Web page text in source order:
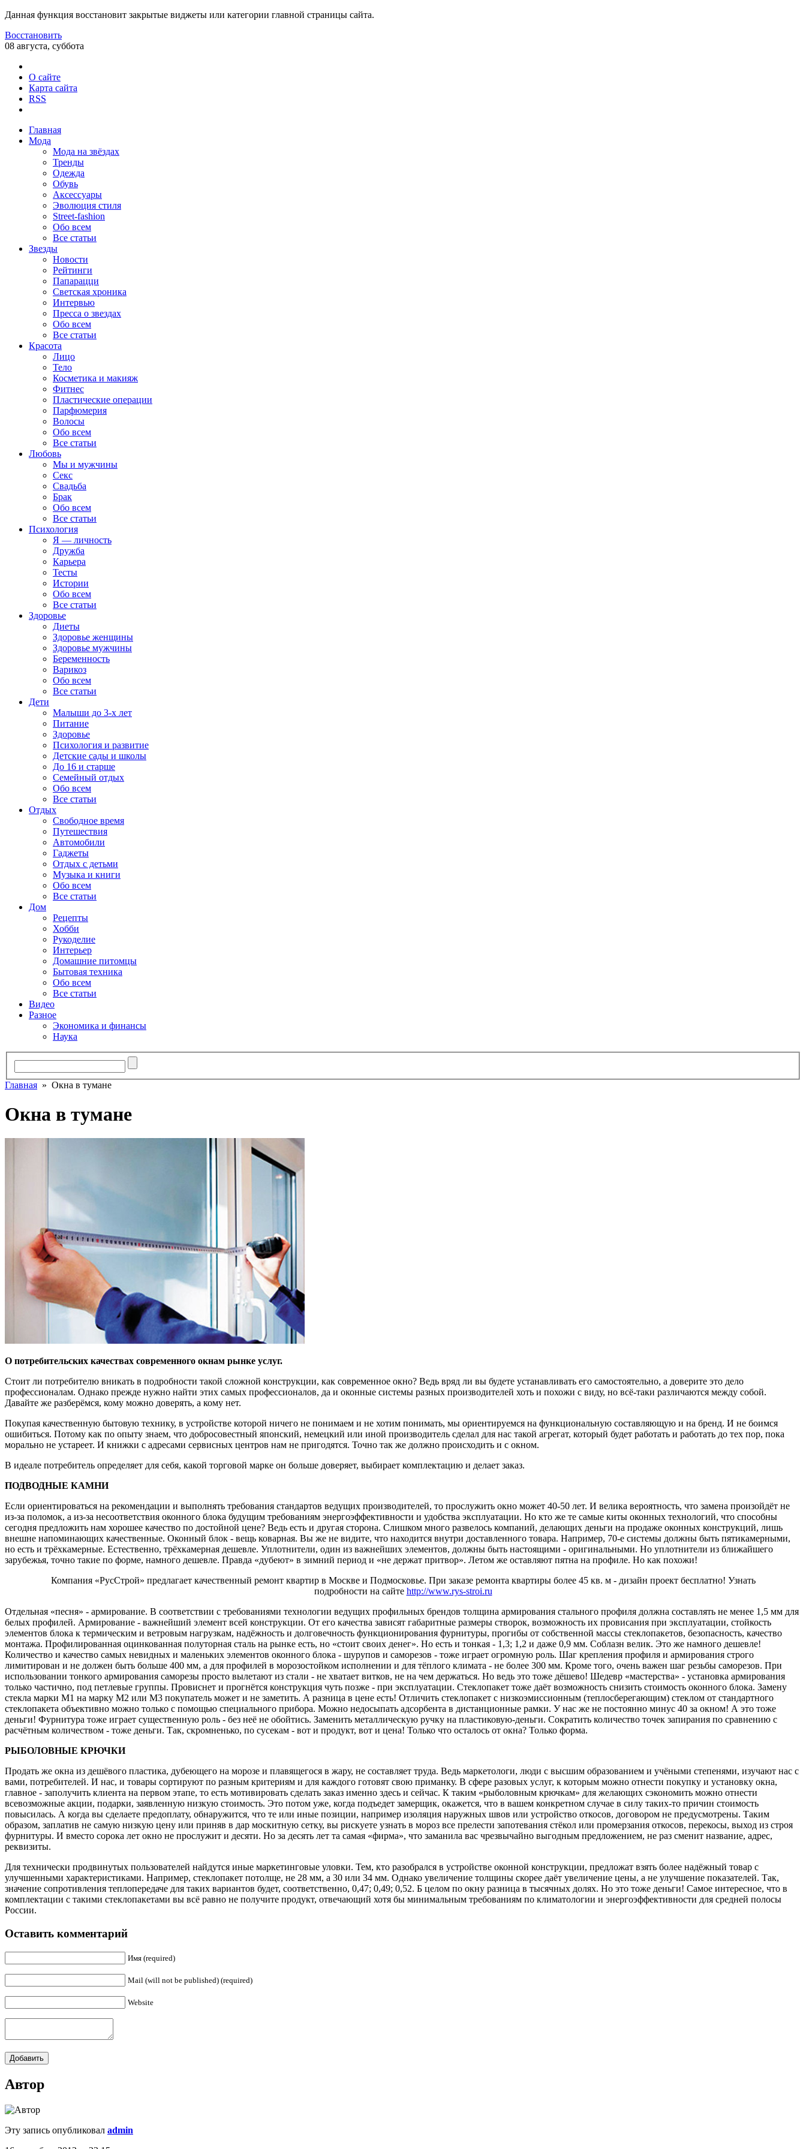
Данная функция восстановит закрытые виджеты или категории главной страницы сайта.
Восстановить
08 августа, суббота
О сайте
Карта сайта
RSS
Главная
Мода
Мода на звёздах
Тренды
Одежда
Обувь
Аксессуары
Эволюция стиля
Street-fashion
Обо всем
Все статьи
Звезды
Новости
Рейтинги
Папарацци
Светская хроника
Интервью
Пресса о звездах
Обо всем
Все статьи
Красота
Лицо
Тело
Косметика и макияж
Фитнес
Пластические операции
Парфюмерия
Волосы
Обо всем
Все статьи
Любовь
Мы и мужчины
Секс
Свадьба
Брак
Обо всем
Все статьи
Психология
Я — личность
Дружба
Карьера
Тесты
Истории
Обо всем
Все статьи
Здоровье
Диеты
Здоровье женщины
Здоровье мужчины
Беременность
Варикоз
Обо всем
Все статьи
Дети
Малыши до 3-х лет
Питание
Здоровье
Психология и развитие
Детские сады и школы
До 16 и старше
Семейный отдых
Обо всем
Все статьи
Отдых
Свободное время
Путешествия
Автомобили
Гаджеты
Отдых с детьми
Музыка и книги
Обо всем
Все статьи
Дом
Рецепты
Хобби
Рукоделие
Интерьер
Домашние питомцы
Бытовая техника
Обо всем
Все статьи
Видео
Разное
Экономика и финансы
Наука
Главная » Окна в тумане
Окна в тумане
О потребительских качествах современного окнам рынке услуг.
Стоит ли потребителю вникать в подробности такой сложной конструкции, как современное окно? Ведь вряд ли вы будете устанавливать его самостоятельно, а доверите это дело
профессионалам. Однако прежде нужно найти этих самых профессионалов, да и оконные системы разных производителей хоть и похожи с виду, но всё-таки различаются между собой.
Давайте же разберёмся, кому можно доверять, а кому нет.
Покупая качественную бытовую технику, в устройстве которой ничего не понимаем и не хотим понимать, мы ориентируемся на функциональную составляющую и на бренд. И не боимся
ошибиться. Потому как по опыту знаем, что добросовестный японский, немецкий или иной производитель сделал для нас такой агрегат, который будет работать и работать до тех пор, пока
морально не устареет. И книжки с адресами сервисных центров нам не пригодятся. Точно так же должно происходить и с окном.
В идеале потребитель определяет для себя, какой торговой марке он больше доверяет, выбирает комплектацию и делает заказ.
ПОДВОДНЫЕ КАМНИ
Если ориентироваться на рекомендации и выполнять требования стандартов ведущих производителей, то прослужить окно может 40-50 лет. И велика вероятность, что замена произойдёт не
из-за поломок, а из-за несоответствия оконного блока будущим требованиям энергоэффективности и удобства эксплуатации. Но кто же те самые киты оконных технологий, что способны
сегодня предложить нам хорошее качество по достойной цене? Ведь есть и другая сторона. Слишком много развелось компаний, делающих деньги на продаже оконных конструкций, лишь
внешне напоминающих качественные. Оконный блок - вещь коварная. Вы же не видите, что находится внутри доставленного товара. Например, 70-е системы должны быть пятикамерными,
но есть и трёхкамерные. Естественно, трёхкамерная дешевле. Уплотнители, один из важнейших элементов, должны быть настоящими - оригинальными. Но уплотнители из ближайшего
зарубежья, точно такие по форме, намного дешевле. Правда «дубеют» в зимний период и «не держат притвор». Летом же оставляют пятна на профиле. Но как похожи!
Компания «РусСтрой» предлагает качественный ремонт квартир в Москве и Подмосковье. При заказе ремонта квартиры более 45 кв. м - дизайн проект бесплатно! Узнать
подробности на сайте http://www.rys-stroi.ru
Отдельная «песня» - армирование. В соответствии с требованиями технологии ведущих профильных брендов толщина армирования стального профиля должна составлять не менее 1,5 мм для
белых профилей. Армирование - важнейший элемент всей конструкции. От его качества зависят габаритные размеры створок, возможность их провисания при эксплуатации, стойкость
элементов блока к термическим и ветровым нагрузкам, надёжность и долговечность функционирования фурнитуры, прогибы от собственной массы стеклопакетов, безопасность, качество
монтажа. Профилированная оцинкованная полуторная сталь на рынке есть, но «стоит своих денег». Но есть и тонкая - 1,3; 1,2 и даже 0,9 мм. Соблазн велик. Это же намного дешевле!
Количество и качество самых невидных и маленьких элементов оконного блока - шурупов и саморезов - тоже играет огромную роль. Шаг крепления профиля и армирования строго
лимитирован и не должен быть больше 400 мм, а для профилей в морозостойком исполнении и для тёплого климата - не более 300 мм. Кроме того, очень важен шаг резьбы саморезов. При
использовании тонкого армирования саморезы просто вылетают из стали - не хватает витков, не на чем держаться. Но ведь это тоже дёшево! Шедевр «мастерства» - установка армирования
только частично, под петлевые группы. Провиснет и прогнётся конструкция чуть позже - при эксплуатации. Стеклопакет тоже даёт возможность снизить стоимость оконного блока. Замену
стекла марки M1 на марку М2 или М3 покупатель может и не заметить. А разница в цене есть! Отличить стеклопакет с низкоэмиссионным (теплосберегающим) стеклом от стандартного
стеклопакета объективно можно только с помощью специального прибора. Можно недосыпать адсорбента в дистанционные рамки. У нас же не постоянно минус 40 за окном! А это тоже
деньги! Фурнитура тоже играет существенную роль - без неё не обойтись. Заменить металлическую ручку на пластиковую-деньги. Сократить количество точек запирания по сравнению с
расчётным количеством - тоже деньги. Так, скромненько, по сусекам - вот и продукт, вот и цена! Только что осталось от окна? Только форма.
РЫБОЛОВНЫЕ КРЮЧКИ
Продать же окна из дешёвого пластика, дубеющего на морозе и плавящегося в жару, не составляет труда. Ведь маркетологи, люди с высшим образованием и учёными степенями, изучают нас с
вами, потребителей. И нас, и товары сортируют по разным критериям и для каждого готовят свою приманку. В сфере разовых услуг, к которым можно отнести покупку и установку окна,
главное - заполучить клиента на первом этапе, то есть мотивировать сделать заказ именно здесь и сейчас. К таким «рыболовным крючкам» для желающих сэкономить можно отнести
всевозможные акции, подарки, заявленную низкую стоимость. Это потом уже, когда подъедет замерщик, окажется, что в вашем конкретном случае в силу таких-то причин стоимость
повысилась. А когда вы сделаете предоплату, обнаружится, что те или иные позиции, например изоляция наружных швов или устройство откосов, договором не предусмотрены. Таким
образом, заплатив не самую низкую цену или приняв в дар москитную сетку, вы рискуете узнать в мороз все прелести запотевания стёкол или промерзания откосов, перекосы, выход из строя
фурнитуры. И вместо сорока лет окно не прослужит и десяти. Но за десять лет та самая «фирма», что заманила вас чрезвычайно выгодным предложением, не раз сменит название, адрес,
реквизиты.
Для технически продвинутых пользователей найдутся иные маркетинговые уловки. Тем, кто разобрался в устройстве оконной конструкции, предложат взять более надёжный товар с
улучшенными характеристиками. Например, стеклопакет потолще, не 28 мм, а 30 или 34 мм. Однако увеличение толщины скорее даёт увеличение цены, а не улучшение показателей. Так,
значение сопротивления теплопередаче для таких вариантов будет, соответственно, 0,47; 0,49; 0,52. Б целом по окну разница в тысячных долях. Но это тоже деньги! Самое интересное, что в
комплектации с такими стеклопакетами вы всё равно не получите продукт, отвечающий хотя бы минимальным требованиям по климатологии и энергоэффективности для средней полосы
России.
Оставить комментарий
Имя (required)
Mail (will not be published) (required)
Website
Автор
Эту запись опубликовал admin